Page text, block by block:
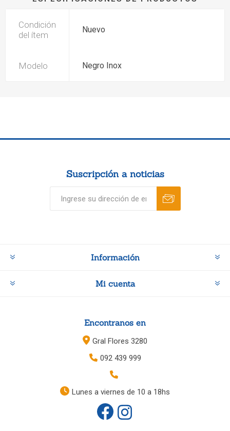
Condición
del ítem
Nuevo
Modelo Negro Inox
Suscripción a noticias
Información
Mi cuenta
Encontranos en
Gral Flores 3280
092 439 999
Lunes a viernes de 10 a 18hs